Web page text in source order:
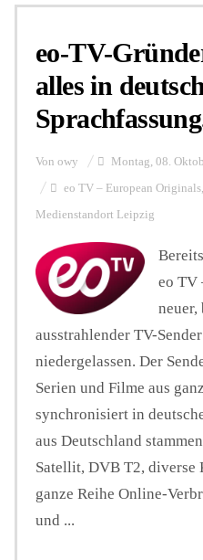
eo-TV-
alles in
Von owy Montag, 08.
eo TV – European Originals,
Medienstandort Leipzig
eo TV
neuer,
ausstrahlender TV-
niedergelassen. Der
Serien und Filme aus
synchronisiert in
aus Deutschland
Satellit, DVB T2, diverse
ganze Reihe Online-
und ...